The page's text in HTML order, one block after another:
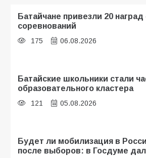
Батайчане привезли 20
соревнований
175 06.08.2026
Батайские школьники стали
образовательного кластера
121 05.08.2026
Будет ли мобилизация в
после выборов: в Госдуме